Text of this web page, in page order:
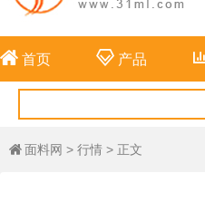
 首页 产品
 面料网 > 行情 > 正文